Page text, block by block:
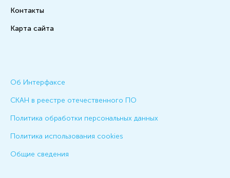
Контакты
Карта сайта
Об Интерфаксе
СКАН в реестре отечественного ПО
Политика обработки персональных данных
Политика использования cookies
Общие сведения